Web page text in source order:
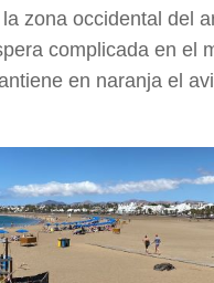
zona occidental del
complicada en el
en naranja el